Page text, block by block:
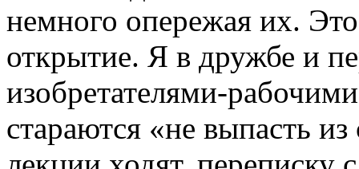
немного опережая их.
открытие. Я в дружбе и
изобретателями-
стараются «не выпасть